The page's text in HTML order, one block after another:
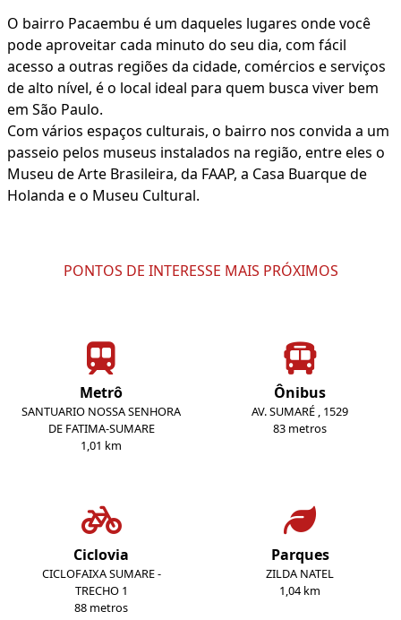
O bairro Pacaembu é um daqueles lugares onde você
pode aproveitar cada minuto do seu dia, com fácil
acesso a outras regiões da cidade, comércios e serviços
de alto nível, é o local ideal para quem busca viver bem
em São Paulo.
Com vários espaços culturais, o bairro nos convida a um
passeio pelos museus instalados na região, entre eles o
Museu de Arte Brasileira, da FAAP, a Casa Buarque de
Holanda e o Museu Cultural.
PONTOS DE INTERESSE MAIS PRÓXIMOS
Metrô
SANTUARIO NOSSA SENHORA
DE FATIMA-SUMARE
1,01 km
Ônibus
AV. SUMARÉ , 1529
83 metros
Ciclovia
CICLOFAIXA SUMARE -
TRECHO 1
88 metros
Parques
ZILDA NATEL
1,04 km